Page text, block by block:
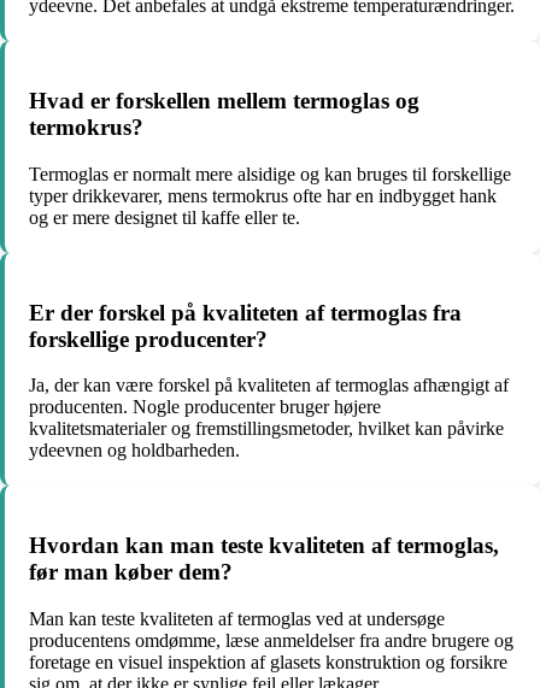
ydeevne. Det anbefales at undgå ekstreme temperaturændringer.
Hvad er forskellen mellem termoglas og
termokrus?
Termoglas er normalt mere alsidige og kan bruges til forskellige
typer drikkevarer, mens termokrus ofte har en indbygget hank
og er mere designet til kaffe eller te.
Er der forskel på kvaliteten af termoglas fra
forskellige producenter?
Ja, der kan være forskel på kvaliteten af termoglas afhængigt af
producenten. Nogle producenter bruger højere
kvalitetsmaterialer og fremstillingsmetoder, hvilket kan påvirke
ydeevnen og holdbarheden.
Hvordan kan man teste kvaliteten af termoglas,
før man køber dem?
Man kan teste kvaliteten af termoglas ved at undersøge
producentens omdømme, læse anmeldelser fra andre brugere og
foretage en visuel inspektion af glasets konstruktion og forsikre
sig om, at der ikke er synlige fejl eller lækager.